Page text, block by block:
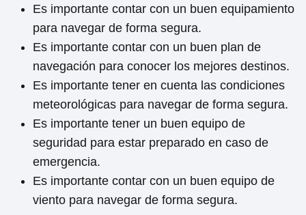
Es importante contar con un buen equipamiento
para navegar de forma segura.
Es importante contar con un buen plan de
navegación para conocer los mejores destinos.
Es importante tener en cuenta las condiciones
meteorológicas para navegar de forma segura.
Es importante tener un buen equipo de
seguridad para estar preparado en caso de
emergencia.
Es importante contar con un buen equipo de
viento para navegar de forma segura.